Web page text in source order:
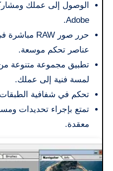
الوصول إلى عملك
Adobe.
عناصر تحكم موسعة.
تطبيق مجموعة متنوعة من
لمسة فنية إلى عملك.
تحكم في شفافية
تمتع بإجراء تحديدات
معقدة.